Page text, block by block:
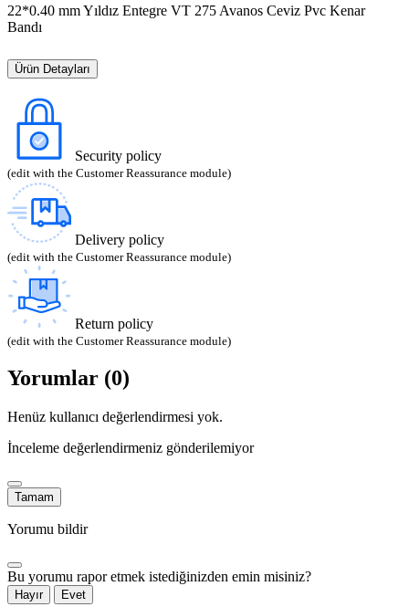
22*0.40 mm Yıldız Entegre VT 275 Avanos Ceviz Pvc Kenar
Bandı
Ürün Detayları
Security policy
(edit with the Customer Reassurance module)
Delivery policy
(edit with the Customer Reassurance module)
Return policy
(edit with the Customer Reassurance module)
Yorumlar (0)
Henüz kullanıcı değerlendirmesi yok.
İnceleme değerlendirmeniz gönderilemiyor
Tamam
Yorumu bildir
Bu yorumu rapor etmek istediğinizden emin misiniz?
Hayır Evet